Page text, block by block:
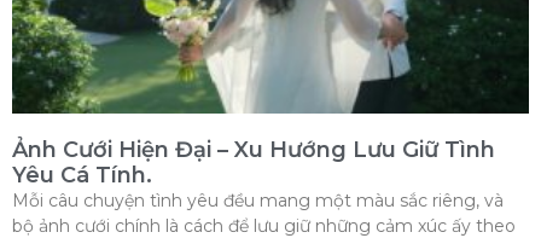
Ảnh Cưới Hiện Đại – Xu Hướng Lưu Giữ Tình
Yêu Cá Tính.
Mỗi câu chuyện tình yêu đều mang một màu sắc riêng, và
bộ ảnh cưới chính là cách để lưu giữ những cảm xúc ấy theo